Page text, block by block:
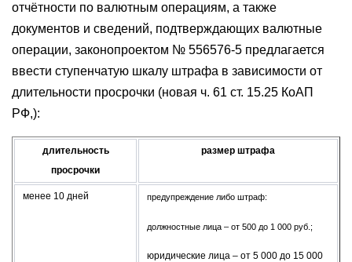
отчётности по валютным операциям, а также
документов и сведений, подтверждающих валютные
операции, законопроектом № 556576-5 предлагается
ввести ступенчатую шкалу штрафа в зависимости от
длительности просрочки (новая ч. 61 ст. 15.25 КоАП
РФ,):
длительность
просрочки
размер штрафа
менее 10 дней предупреждение либо штраф:
должностные лица – от 500 до 1 000 руб.;
юридические лица – от 5 000 до 15 000